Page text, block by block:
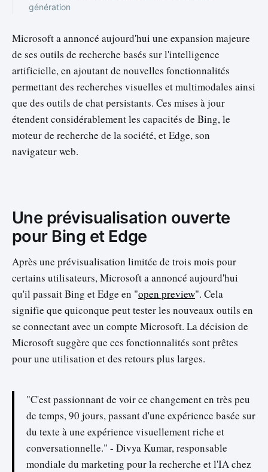
génération
Microsoft a annoncé aujourd'hui une expansion majeure
de ses outils de recherche basés sur l'intelligence
artificielle, en ajoutant de nouvelles fonctionnalités
permettant des recherches visuelles et multimodales ainsi
que des outils de chat persistants. Ces mises à jour
étendent considérablement les capacités de Bing, le
moteur de recherche de la société, et Edge, son
navigateur web.
Une prévisualisation ouverte
pour Bing et Edge
Après une prévisualisation limitée de trois mois pour
certains utilisateurs, Microsoft a annoncé aujourd'hui
qu'il passait Bing et Edge en "open preview". Cela
signifie que quiconque peut tester les nouveaux outils en
se connectant avec un compte Microsoft. La décision de
Microsoft suggère que ces fonctionnalités sont prêtes
pour une utilisation et des retours plus larges.
"C'est passionnant de voir ce changement en très peu
de temps, 90 jours, passant d'une expérience basée sur
du texte à une expérience visuellement riche et
conversationnelle." - Divya Kumar, responsable
mondiale du marketing pour la recherche et l'IA chez